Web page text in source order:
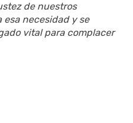
de nuestros
necesidad y se
vital para complacer